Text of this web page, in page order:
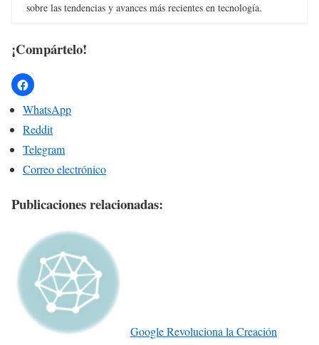
sobre las tendencias y avances más recientes en tecnología.
¡Compártelo!
WhatsApp
Reddit
Telegram
Correo electrónico
Publicaciones relacionadas:
Google Revoluciona la Creación